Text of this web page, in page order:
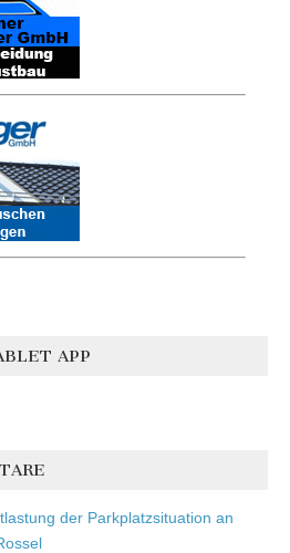
APP
der Parkplatzsituation an